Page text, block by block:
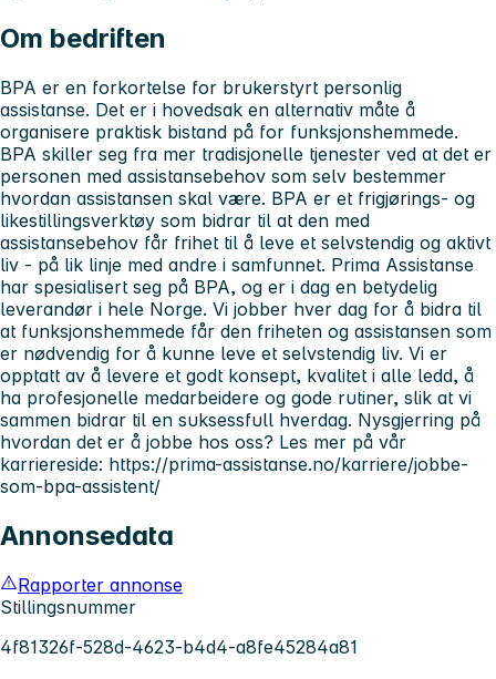
Om bedriften
BPA er en forkortelse for brukerstyrt personlig
assistanse. Det er i hovedsak en alternativ måte å
organisere praktisk bistand på for funksjonshemmede.
BPA skiller seg fra mer tradisjonelle tjenester ved at det er
personen med assistansebehov som selv bestemmer
hvordan assistansen skal være. BPA er et frigjørings- og
likestillingsverktøy som bidrar til at den med
assistansebehov får frihet til å leve et selvstendig og aktivt
liv - på lik linje med andre i samfunnet. Prima Assistanse
har spesialisert seg på BPA, og er i dag en betydelig
leverandør i hele Norge. Vi jobber hver dag for å bidra til
at funksjonshemmede får den friheten og assistansen som
er nødvendig for å kunne leve et selvstendig liv. Vi er
opptatt av å levere et godt konsept, kvalitet i alle ledd, å
ha profesjonelle medarbeidere og gode rutiner, slik at vi
sammen bidrar til en suksessfull hverdag. Nysgjerring på
hvordan det er å jobbe hos oss? Les mer på vår
karriereside: https://prima-assistanse.no/karriere/jobbe-
som-bpa-assistent/
Annonsedata
Rapporter annonse
Stillingsnummer
4f81326f-528d-4623-b4d4-a8fe45284a81